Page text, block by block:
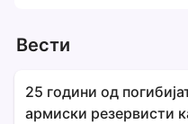
Вести
25 години од
армиски резервисти